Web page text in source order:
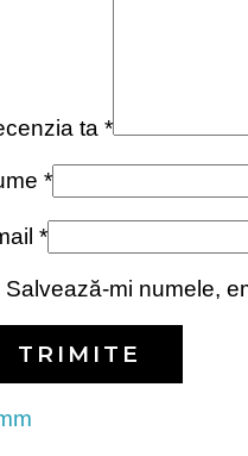
ta *
*
*
Salvează-mi numele,